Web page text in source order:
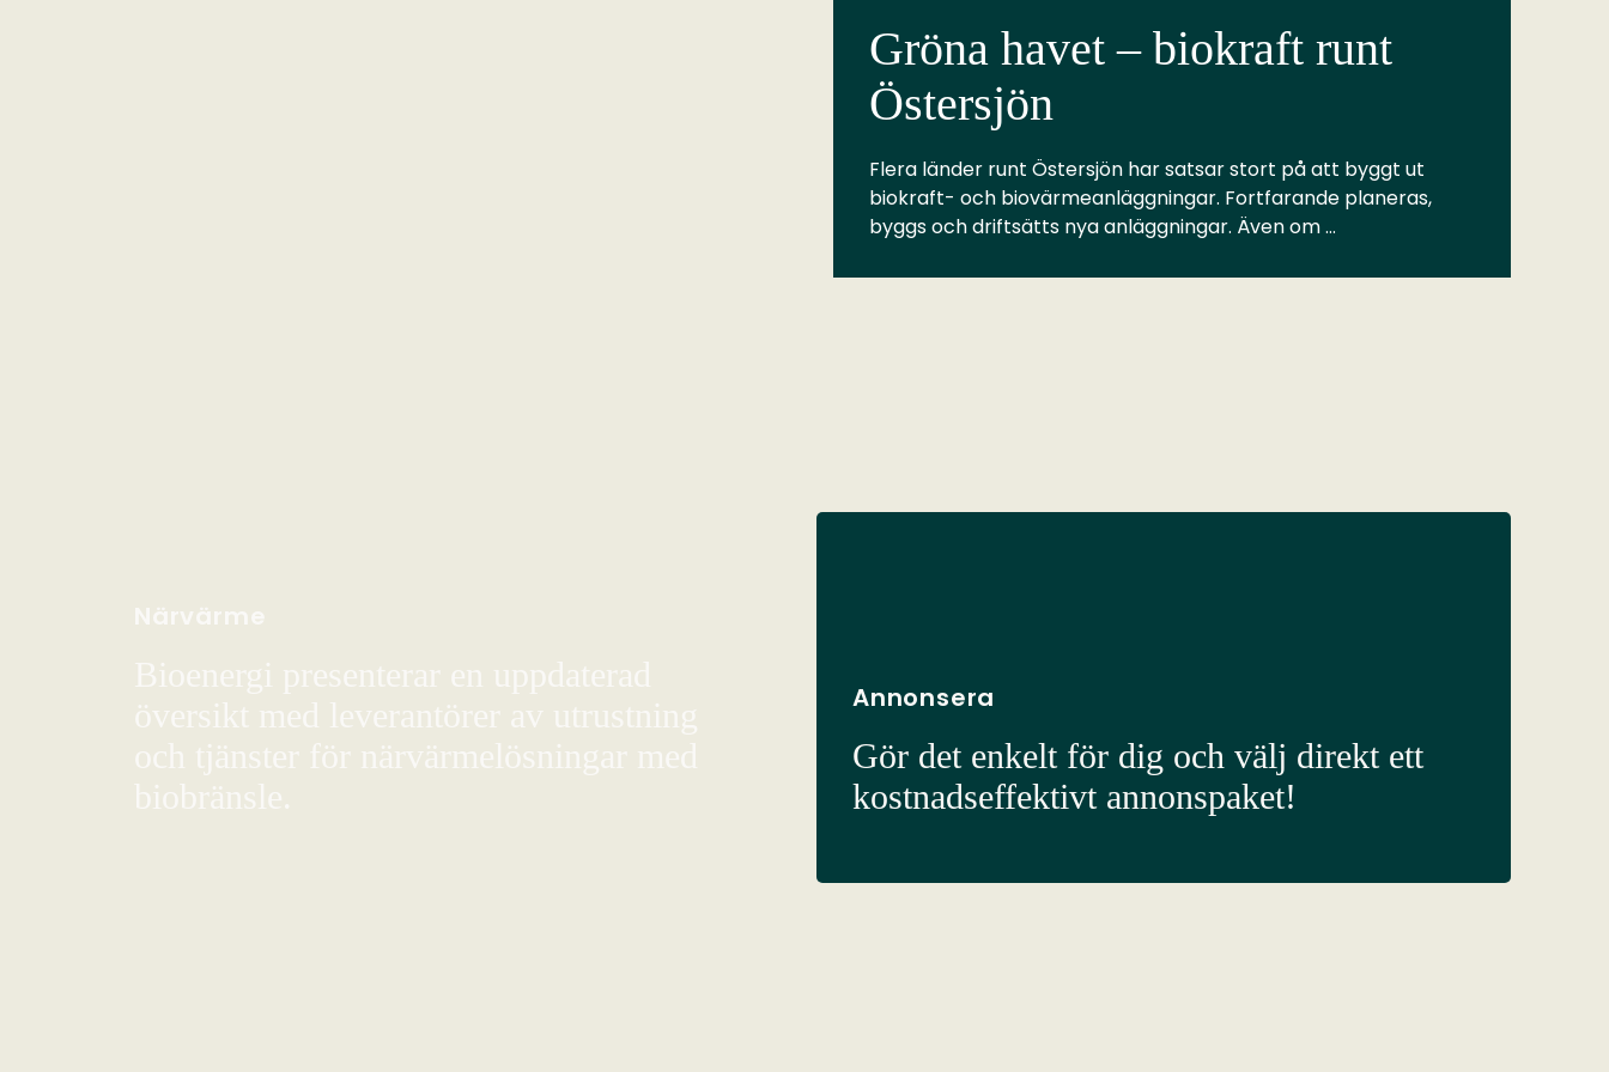
Gröna havet – biokraft runt
Östersjön
Flera länder runt Östersjön har satsar stort på att byggt ut
biokraft- och biovärmeanläggningar. Fortfarande planeras,
byggs och driftsätts nya anläggningar. Även om …
Närvärme
Bioenergi presenterar en uppdaterad
översikt med leverantörer av utrustning
och tjänster för närvärmelösningar med
biobränsle.
Annonsera
Gör det enkelt för dig och välj direkt ett
kostnadseffektivt annonspaket!